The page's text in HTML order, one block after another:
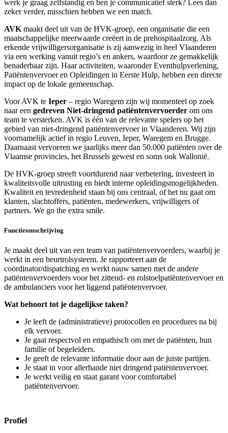
werk je graag zelfstandig en ben je communicatief sterk? Lees dan
zeker verder, misschien hebben we een match.
AVK maakt deel uit van de HVK-groep, een organisatie die een
maatschappelijke meerwaarde creëert in de prehospitaalzorg. Als
erkende vrijwilligersorganisatie is zij aanwezig in heel Vlaanderen
via een werking vanuit regio’s en ankers, waardoor ze gemakkelijk
benaderbaar zijn. Haar activiteiten, waaronder Eventhulpverlening,
Patiëntenvervoer en Opleidingen in Eerste Hulp, hebben een directe
impact op de lokale gemeenschap.
Voor AVK te Ieper – regio Waregem zijn wij momenteel op zoek
naar een gedreven Niet-dringend patiëntenvervoerder om ons
team te versterken. AVK is één van de relevante spelers op het
gebied van niet-dringend patiëntenvervoer in Vlaanderen. Wij zijn
voornamelijk actief in regio Leuven, Ieper, Waregem en Brugge.
Daarnaast vervoeren we jaarlijks meer dan 50.000 patiënten over de
Vlaamse provincies, het Brussels gewest en soms ook Wallonië.
De HVK-groep streeft voortdurend naar verbetering, investeert in
kwaliteitsvolle uitrusting en biedt interne opleidingsmogelijkheden.
Kwaliteit en tevredenheid staan bij ons centraal, of het nu gaat om
klanten, slachtoffers, patiënten, medewerkers, vrijwilligers of
partners. We go the extra smile.
Functieomschrijving
Je maakt deel uit van een team van patiëntenvervoerders, waarbij je
werkt in een beurtrolsysteem. Je rapporteert aan de
coördinator/dispatching en werkt nauw samen met de andere
patiëntenvervoerders voor het zittend- en rolstoelpatiëntenvervoer en
de ambulanciers voor het liggend patiëntenvervoer.
Wat behoort tot je dagelijkse taken?
Je leeft de (administratieve) protocollen en procedures na bij
elk vervoer.
Je gaat respectvol en empathisch om met de patiënten, hun
familie of begeleiders.
Je geeft de relevante informatie door aan de juiste partijen.
Je staat in voor allerhande niet dringend patiëntenvervoer.
Je werkt veilig en staat garant voor comfortabel
patiëntenvervoer.
Profiel